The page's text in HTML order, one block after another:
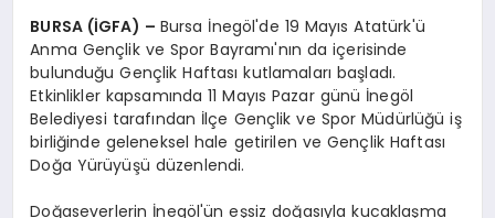
BURSA (İGFA) – Bursa İnegöl'de 19 Mayıs Atatürk'ü
Anma Gençlik ve Spor Bayramı'nın da içerisinde
bulunduğu Gençlik Haftası kutlamaları başladı.
Etkinlikler kapsamında 11 Mayıs Pazar günü İnegöl
Belediyesi tarafından İlçe Gençlik ve Spor Müdürlüğü iş
birliğinde geleneksel hale getirilen ve Gençlik Haftası
Doğa Yürüyüşü düzenlendi.
Doğaseverlerin İnegöl'ün eşsiz doğasıyla kucaklaşma